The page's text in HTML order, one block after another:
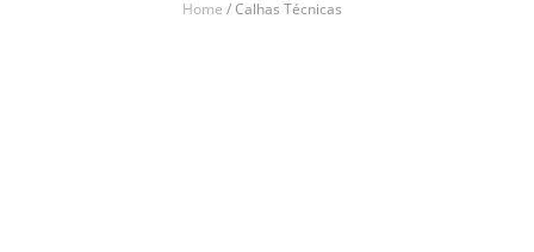
Home /Calhas Técnicas